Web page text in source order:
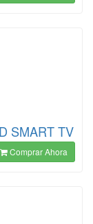
SMART TV
Comprar Ahora